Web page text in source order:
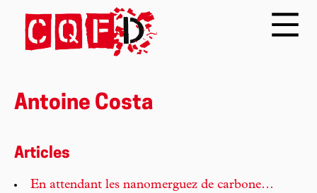
Antoine Costa
Articles
En attendant les nanomerguez de carbone…